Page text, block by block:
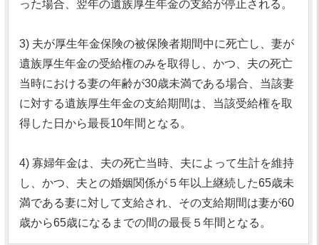
った場合、翌年の遺族厚生年金の支給が停止される。
3) 夫が厚生年金保険の被保険者期間中に死亡し、妻が
遺族厚生年金の受給権のみを取得し、かつ、夫の死亡
当時における妻の年齢が30歳未満である場合、当該妻
に対する遺族厚生年金の支給期間は、当該受給権を取
得した日から最長10年間となる。
4) 寡婦年金は、夫の死亡当時、夫によって生計を維持
し、かつ、夫との婚姻関係が５年以上継続した65歳未
満である妻に対して支給され、その支給期間は妻が60
歳から65歳になるまでの間の最長５年間となる。